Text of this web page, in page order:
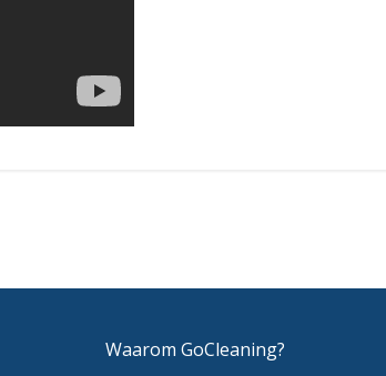
Waarom GoCleaning?